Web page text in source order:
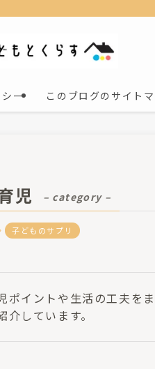
ー このブログのサイト
児 – category –
子どものサプリ
ポイントや生活の工夫を
介しています。